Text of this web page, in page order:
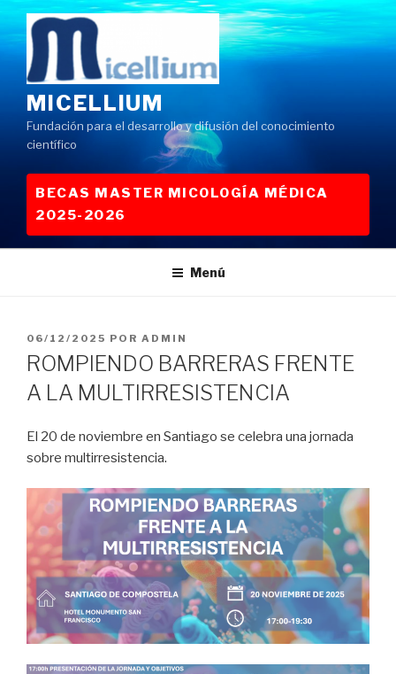
Saltar
al
contenido
MICELLIUM
Fundación para el desarrollo y difusión del conocimiento
científico
BECAS MASTER MICOLOGÍA MÉDICA
2025-2026
Menú
PUBLICADO
EL
06/12/2025 POR ADMIN
ROMPIENDO BARRERAS FRENTE
A LA MULTIRRESISTENCIA
El 20 de noviembre en Santiago se celebra una jornada
sobre multirresistencia.